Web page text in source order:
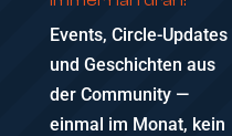
Events, Circle-Updates
und Geschichten aus
der Community —
einmal im Monat, kein